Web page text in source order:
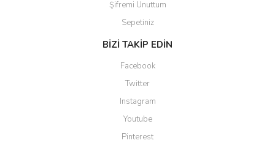
Şifremi Unuttum
Sepetiniz
BİZİ TAKİP EDİN
Facebook
Twitter
Instagram
Youtube
Pinterest